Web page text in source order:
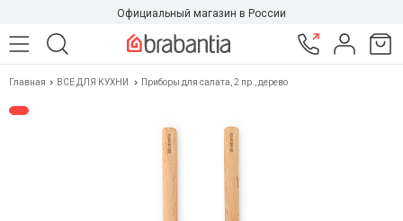
Официальный магазин в России
Главная ВСЕ ДЛЯ КУХНИ Приборы для салата, 2 пр., дерево